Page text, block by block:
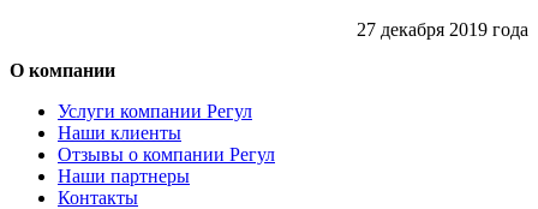
27 декабря 2019 года
О компании
Услуги компании Регул
Наши клиенты
Отзывы о компании Регул
Наши партнеры
Контакты